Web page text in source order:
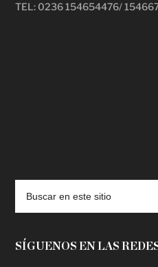
TEL: 0236 154654476/
SÍGUENOS EN LAS